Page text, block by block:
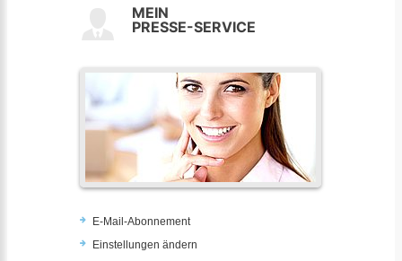
MEIN
PRESSE-SERVICE
E-Mail-Abonnement
Einstellungen ändern